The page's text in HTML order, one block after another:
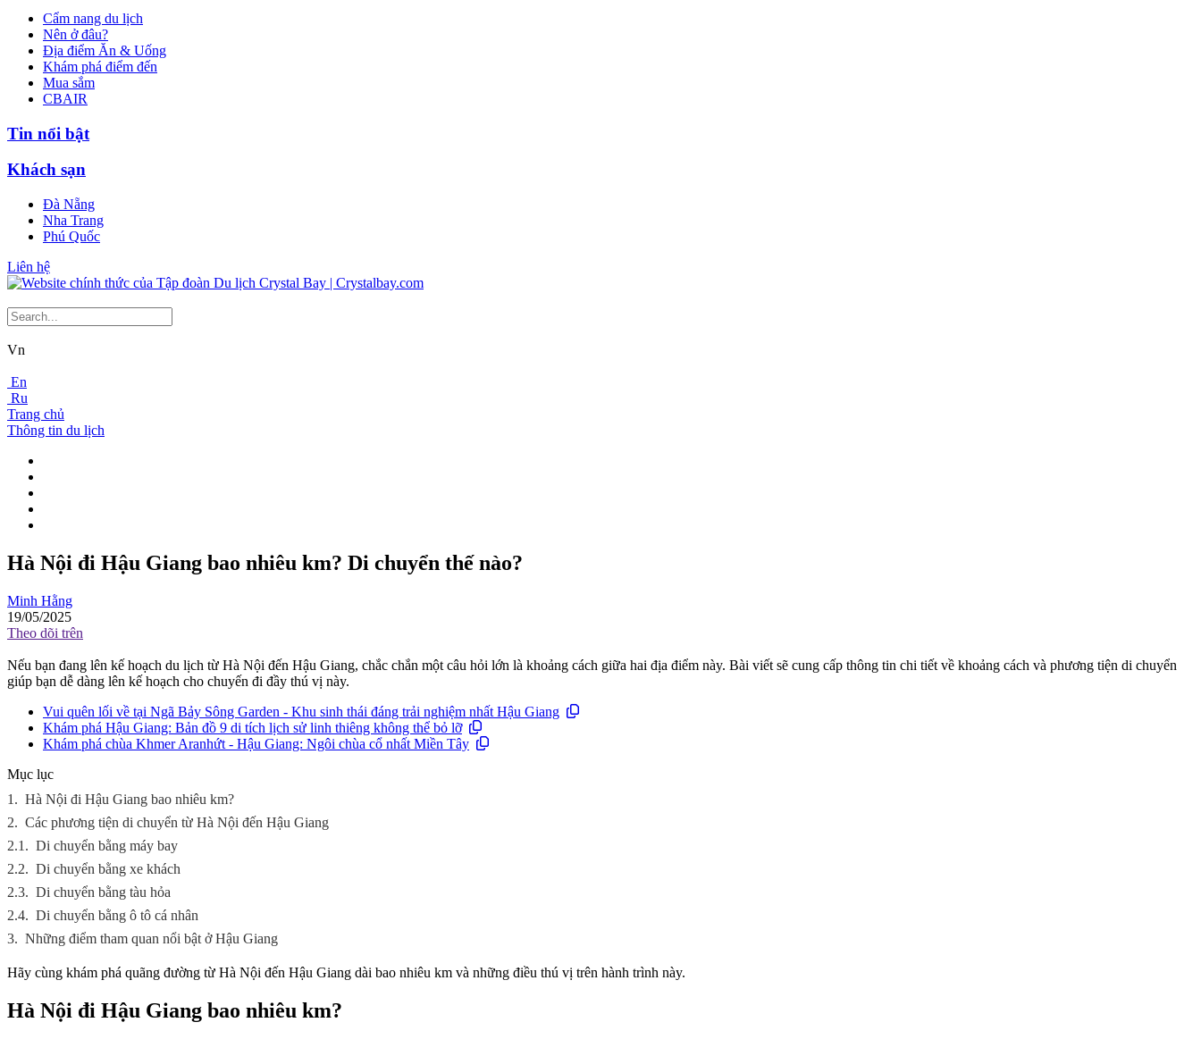
Cẩm nang du lịch
Nên ở đâu?
Địa điểm Ăn & Uống
Khám phá điểm đến
Mua sắm
CBAIR
Tin nổi bật
Khách sạn
Đà Nẵng
Nha Trang
Phú Quốc
Liên hệ
Vn
En
Ru
Trang chủ
Thông tin du lịch
Hà Nội đi Hậu Giang bao nhiêu km? Di chuyển thế nào?
Minh Hằng
19/05/2025
Theo dõi trên
Nếu bạn đang lên kế hoạch du lịch từ Hà Nội đến Hậu Giang, chắc chắn một câu hỏi lớn là khoảng cách giữa hai địa điểm này. Bài viết sẽ cung cấp thông tin chi tiết về khoảng cách và phương tiện di chuyển
giúp bạn dễ dàng lên kế hoạch cho chuyến đi đầy thú vị này.
Vui quên lối về tại Ngã Bảy Sông Garden - Khu sinh thái đáng trải nghiệm nhất Hậu Giang
Khám phá Hậu Giang: Bản đồ 9 di tích lịch sử linh thiêng không thể bỏ lỡ
Khám phá chùa Khmer Aranhứt - Hậu Giang: Ngôi chùa cổ nhất Miền Tây
Mục lục
1. Hà Nội đi Hậu Giang bao nhiêu km?
2. Các phương tiện di chuyển từ Hà Nội đến Hậu Giang
2.1. Di chuyển bằng máy bay
2.2. Di chuyển bằng xe khách
2.3. Di chuyển bằng tàu hỏa
2.4. Di chuyển bằng ô tô cá nhân
3. Những điểm tham quan nổi bật ở Hậu Giang
Hãy cùng khám phá quãng đường từ Hà Nội đến Hậu Giang dài bao nhiêu km và những điều thú vị trên hành trình này.
Hà Nội đi Hậu Giang bao nhiêu km?